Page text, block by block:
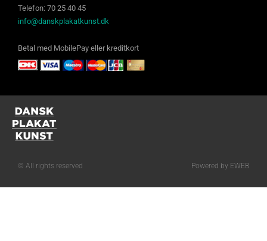
Telefon: 70 25 40 45
info@danskplakatkunst.dk
Betal med MobilePay eller kreditkort
© All rights reserved Powered by EWEB